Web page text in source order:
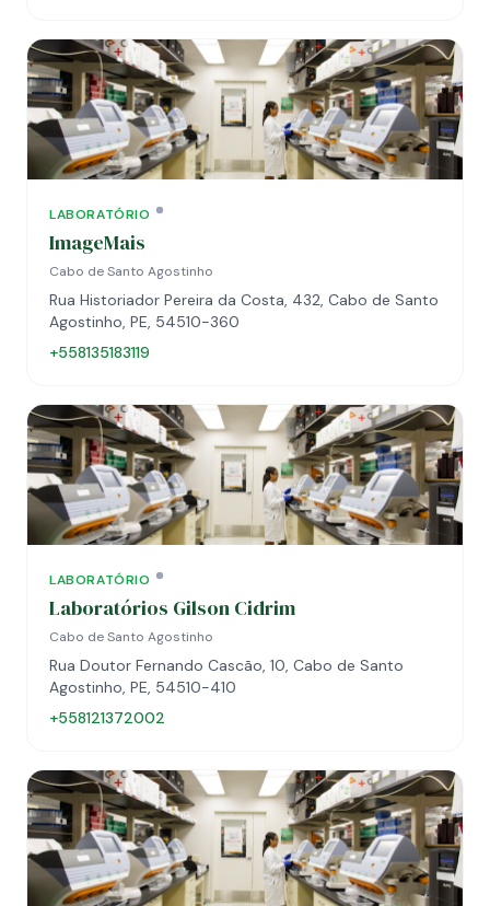
LABORATÓRIO
ImageMais
Cabo de Santo Agostinho
Rua Historiador Pereira da Costa, 432, Cabo de Santo
Agostinho, PE, 54510-360
+558135183119
LABORATÓRIO
Laboratórios Gilson Cidrim
Cabo de Santo Agostinho
Rua Doutor Fernando Cascão, 10, Cabo de Santo
Agostinho, PE, 54510-410
+558121372002